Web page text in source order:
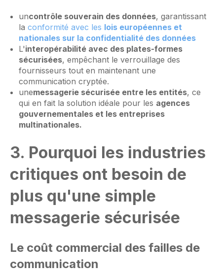
uncontrôle souverain des données, garantissant
la conformité avec les lois européennes et
nationales sur la confidentialité des données
L'interopérabilité avec des plates-formes
sécurisées, empêchant le verrouillage des
fournisseurs tout en maintenant une
communication cryptée.
unemessagerie sécurisée entre les entités, ce
qui en fait la solution idéale pour les agences
gouvernementales et les entreprises
multinationales.
3. Pourquoi les industries
critiques ont besoin de
plus qu'une simple
messagerie sécurisée
Le coût commercial des failles de
communication